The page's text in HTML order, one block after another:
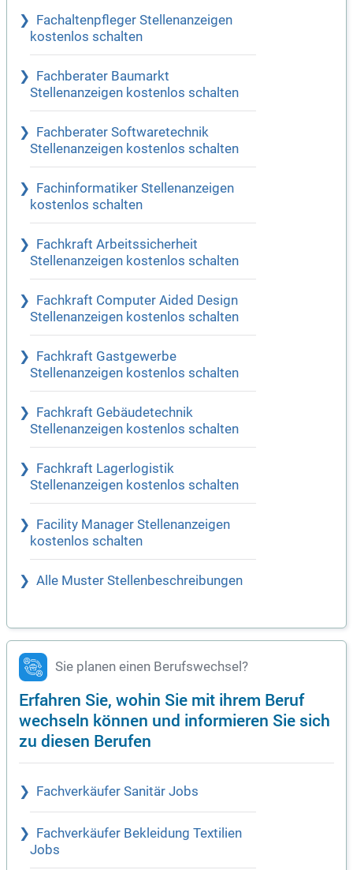
Fachaltenpfleger Stellenanzeigen
kostenlos schalten
Fachberater Baumarkt
Stellenanzeigen kostenlos schalten
Fachberater Softwaretechnik
Stellenanzeigen kostenlos schalten
Fachinformatiker Stellenanzeigen
kostenlos schalten
Fachkraft Arbeitssicherheit
Stellenanzeigen kostenlos schalten
Fachkraft Computer Aided Design
Stellenanzeigen kostenlos schalten
Fachkraft Gastgewerbe
Stellenanzeigen kostenlos schalten
Fachkraft Gebäudetechnik
Stellenanzeigen kostenlos schalten
Fachkraft Lagerlogistik
Stellenanzeigen kostenlos schalten
Facility Manager Stellenanzeigen
kostenlos schalten
Alle Muster Stellenbeschreibungen
Sie planen einen Berufswechsel?
Erfahren Sie, wohin Sie mit ihrem Beruf
wechseln können und informieren Sie sich
zu diesen Berufen
Fachverkäufer Sanitär Jobs
Fachverkäufer Bekleidung Textilien
Jobs